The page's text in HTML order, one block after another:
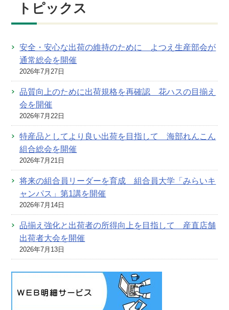
トピックス
安全・安心な出荷の維持のために よつえ生産部会が
通常総会を開催
2026年7月27日
品質向上のために出荷規格を再確認 花ハスの目揃え
会を開催
2026年7月22日
特産品としてより良い出荷を目指して 海部れんこん
組合総会を開催
2026年7月21日
将来の組合員リーダーを育成 組合員大学「みらいキ
ャンパス」第1講を開催
2026年7月14日
品揃え強化と出荷者の所得向上を目指して 産直店舗
出荷者大会を開催
2026年7月13日